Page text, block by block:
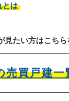
とは
見たい方はこち
売買戸建一